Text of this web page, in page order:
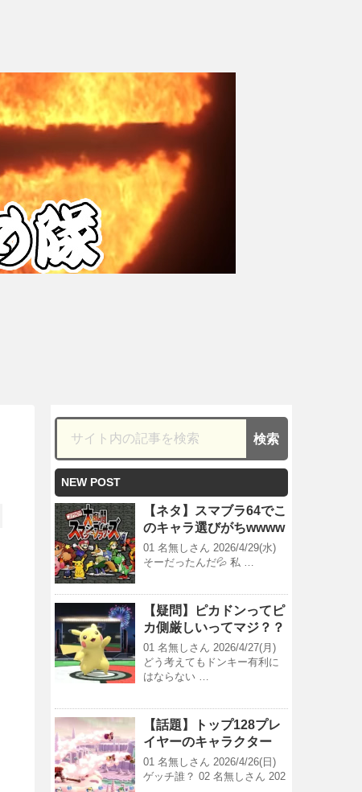
NEW POST
【ネタ】スマブラ64でこ
のキャラ選びがちwwww
01 名無しさん 2026/4/29(水)
そーだったんだ💦 私 …
【疑問】ピカドンってピ
カ側厳しいってマジ？？
01 名無しさん 2026/4/27(月)
どう考えてもドンキー有利に
はならない …
【話題】トップ128プレ
イヤーのキャラクター
01 名無しさん 2026/4/26(日)
ゲッチ誰？ 02 名無しさん 202